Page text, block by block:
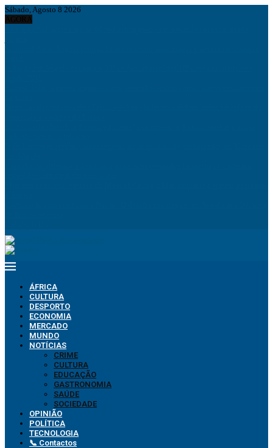
Sábado, Agosto 8 2026
ÁFRICA
CULTURA
DESPORTO
ECONOMIA
MERCADO
MUNDO
NOTÍCIAS
CRIME
CULTURA
EDUCAÇÃO
GASTRONOMIA
SAÚDE
SOCIEDADE
OPINIÃO
POLÍTICA
TECNOLOGIA
📞 Contactos